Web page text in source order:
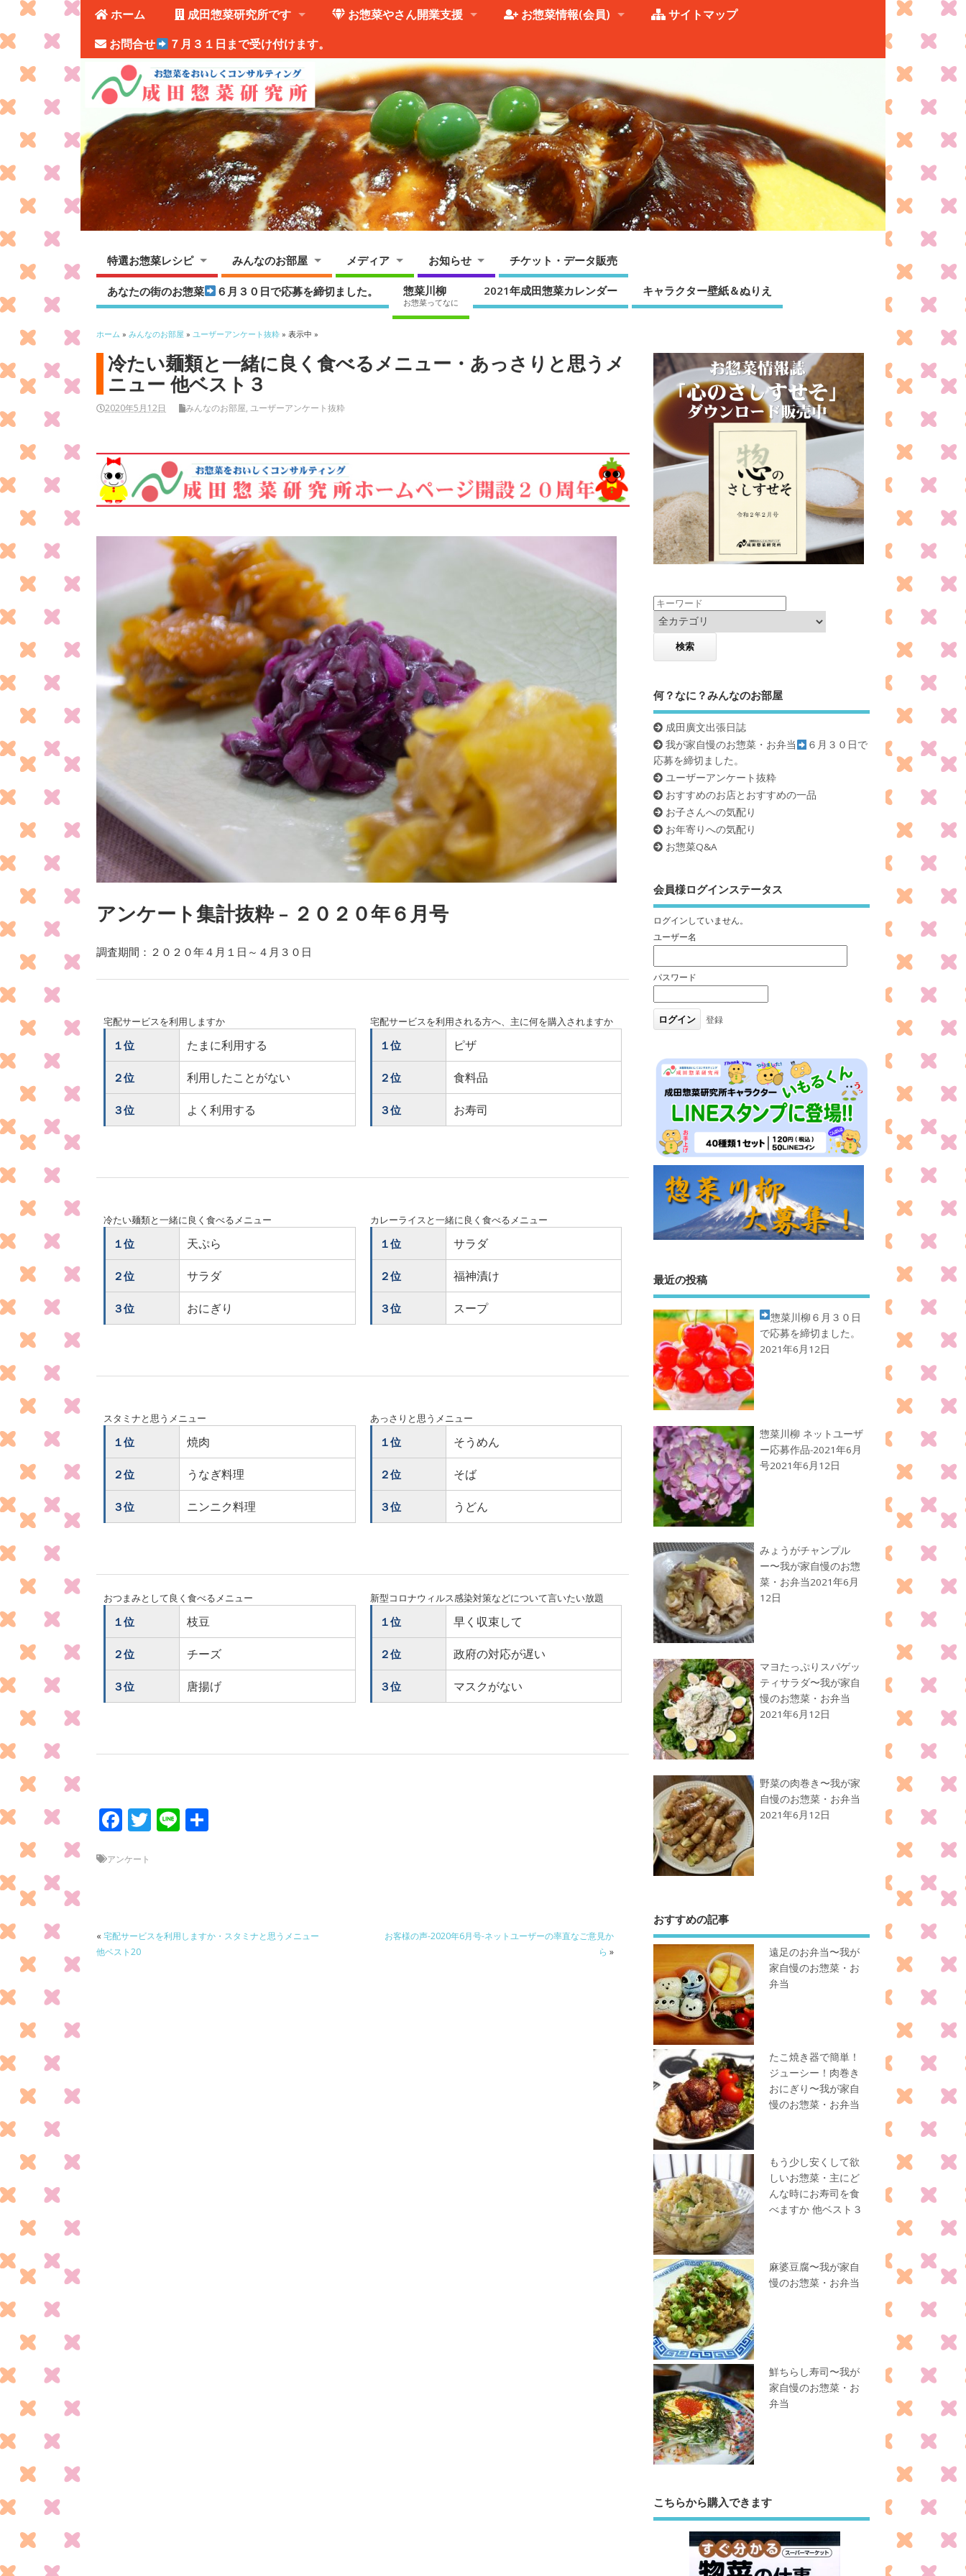
ホーム 成田惣菜研究所です お惣菜やさん開業支援 お惣菜情報(会員)
サイトマップ
お問合せ
７月３１日まで受け付けます。
特選お惣菜レシピ みんなのお部屋 メディア お知らせ チケット・データ販売
あなたの街のお惣菜 ６月３０日で応募を締切ました。 惣菜川柳
お惣菜ってなに
2021年成田惣菜カレンダー キャラクター壁紙＆ぬりえ
ホーム »みんなのお部屋 »ユーザーアンケート抜粋 » 表示中 »
冷たい麺類と一緒に良く食べるメニュー・あっさりと思うメ
ニュー 他ベスト３
2020年5月12日 みんなのお部屋,ユーザーアンケート抜粋
アンケート集計抜粋 – ２０２０年６月号
調査期間：２０２０年４月１日～４月３０日
宅配サービスを利用しますか
１位 たまに利用する
２位 利用したことがない
３位 よく利用する
宅配サービスを利用される方へ、主に何を購入されますか
１位 ピザ
２位 食料品
３位 お寿司
冷たい麺類と一緒に良く食べるメニュー
１位 天ぷら
２位 サラダ
３位 おにぎり
カレーライスと一緒に良く食べるメニュー
１位 サラダ
２位 福神漬け
３位 スープ
スタミナと思うメニュー
１位 焼肉
２位 うなぎ料理
３位 ニンニク料理
あっさりと思うメニュー
１位 そうめん
２位 そば
３位 うどん
おつまみとして良く食べるメニュー
１位 枝豆
２位 チーズ
３位 唐揚げ
新型コロナウィルス感染対策などについて言いたい放題
１位 早く収束して
２位 政府の対応が遅い
３位 マスクがない
F
ac
e
o
k
T
w
Li
n
アンケート
«宅配サービスを利用しますか・スタミナと思うメニュー
他ベスト20
お客様の声-2020年6月号-ネットユーザーの率直なご意見か
ら »
何？なに？みんなのお部屋
成田廣文出張日誌
我が家自慢のお惣菜・お弁当
６月３０日で
応募を締切ました。
ユーザーアンケート抜粋
おすすめのお店とおすすめの一品
お子さんへの気配り
お年寄りへの気配り
お惣菜Q&A
会員様ログインステータス
ログインしていません。
ユーザー名
パスワード
登録
最近の投稿
惣菜川柳 ６月３０日
で応募を締切ました。
2021年6月12日
惣菜川柳 ネットユーザ
ー応募作品-2021年6月
号2021年6月12日
みょうがチャンプル
ー〜我が家自慢のお惣
菜・お弁当2021年6月
12日
マヨたっぷりスパゲッ
ティサラダ〜我が家自
慢のお惣菜・お弁当
2021年6月12日
野菜の肉巻き〜我が家
自慢のお惣菜・お弁当
2021年6月12日
おすすめの記事
遠足のお弁当〜我が
家自慢のお惣菜・お
弁当
たこ焼き器で簡単！
ジューシー！肉巻き
おにぎり〜我が家自
慢のお惣菜・お弁当
もう少し安くして欲
しいお惣菜・主にど
んな時にお寿司を食
べますか 他ベスト３
麻婆豆腐〜我が家自
慢のお惣菜・お弁当
鮮ちらし寿司〜我が
家自慢のお惣菜・お
弁当
こちらから購入できます